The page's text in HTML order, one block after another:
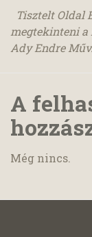
Tisztelt Oldal
megtekinteni a
Ady Endre
A
Még nincs.